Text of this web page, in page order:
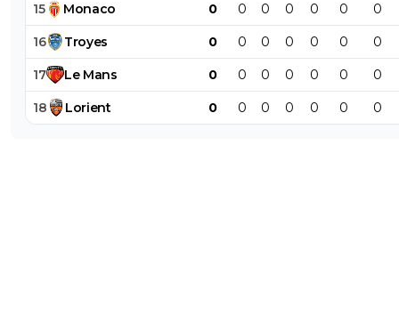
15 Monaco 0 0 0 0 0 0 0
16 Troyes 0 0 0 0 0 0 0
17 Le Mans 0 0 0 0 0 0 0
18 Lorient 0 0 0 0 0 0 0